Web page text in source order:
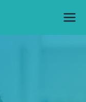
desde 1944,
en preparar
y venta de
como productos
y servicios.